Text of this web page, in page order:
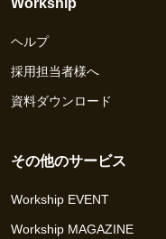
Workship
ヘルプ
採用担当者様へ
資料ダウンロード
その他のサービス
Workship EVENT
Workship MAGAZINE